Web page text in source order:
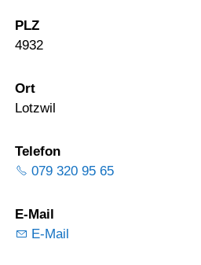
PLZ
4932
Ort
Lotzwil
Telefon
079 320 95 65
E-Mail
E-Mail